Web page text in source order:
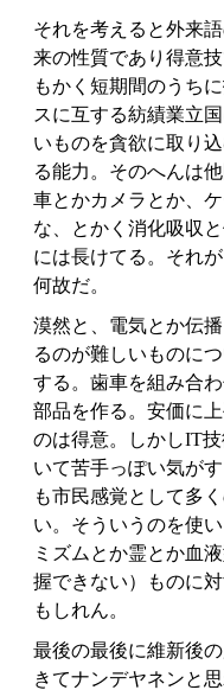
それを考えると外来
来の性質であり得意
もかく短期間のうち
スに互する紡績業立
いものを貪欲に取り
る能力。そのへんは
車とかカメラとか、
な、とかく消化吸収
には長けてる。それ
何故だ。
漠然と、電気とか伝
るのが難しいものに
する。歯車を組み合
部品を作る。安価に
のは得意。しかしIT
いて苦手っぽい気が
も市民感覚として多
い。そういうのを使
ミズムとか霊とか血
握できない）ものに
もしれん。
最後の最後に維新後
きてナンデヤネンと